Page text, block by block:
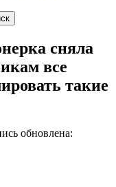
сняла
все
такие
обновлена: